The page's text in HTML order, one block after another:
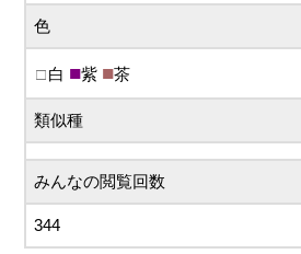
色
白 紫 茶
類似種
みんなの閲覧回数
344